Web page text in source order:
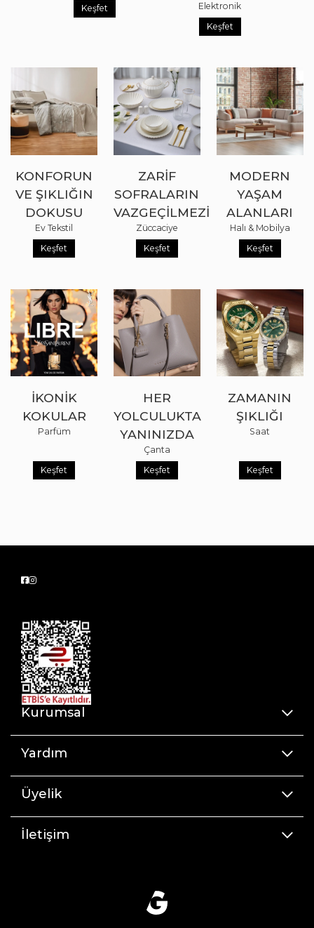
Keşfet
Elektronik
Keşfet
KONFORUN
VE ŞIKLIĞIN
DOKUSU
Ev Tekstil
Keşfet
ZARIF
SOFRALARIN
VAZGEÇILMEZI
Züccaciye
Keşfet
MODERN
YAŞAM
ALANLARI
Halı & Mobilya
Keşfet
İKONIK
KOKULAR
Parfüm
Keşfet
HER
YOLCULUKTA
YANINIZDA
Çanta
Keşfet
ZAMANIN
ŞIKLIĞI
Saat
Keşfet
Kurumsal
Yardım
Üyelik
İletişim